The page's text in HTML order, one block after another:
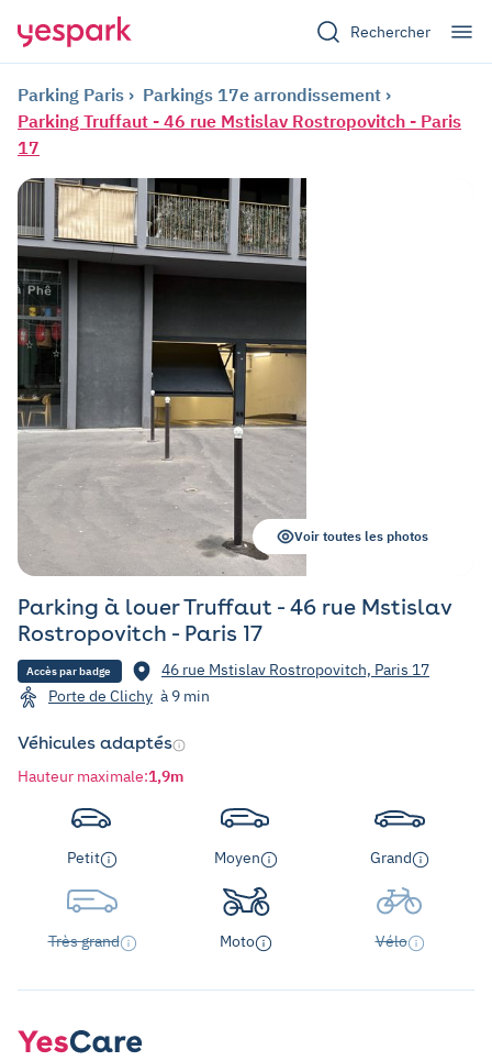
Rechercher
Parking Paris
Parkings 17e arrondissement
Parking Truffaut - 46 rue Mstislav Rostropovitch - Paris
17
Parking à louer Truffaut - 46 rue Mstislav
Rostropovitch - Paris 17
Accès par badge
46 rue Mstislav Rostropovitch, Paris 17
Porte de Clichy à 9 min
Voir toutes les photos
Véhicules adaptés
Hauteur maximale:1,9m
Petit Moyen Grand
Très grand Moto Vélo